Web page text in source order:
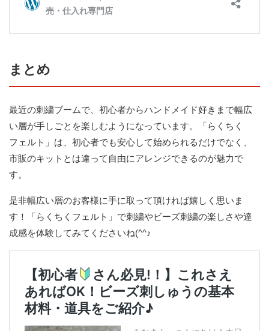
まとめ
最近の刺繍ブームで、初心者からハンドメイド好きまで幅広
い層が手しごとを楽しむようになっています。「らくちく
フェルト」は、初心者でも安心して始められるだけでなく、
市販のキットとは違って自由にアレンジできるのが魅力で
す。
是非幅広い層のお客様に手に取って頂ければ嬉しく思いま
す！「らくちくフェルト」で刺繍やビーズ刺繍の楽しさや達
成感を体験してみてくださいね(^^♪